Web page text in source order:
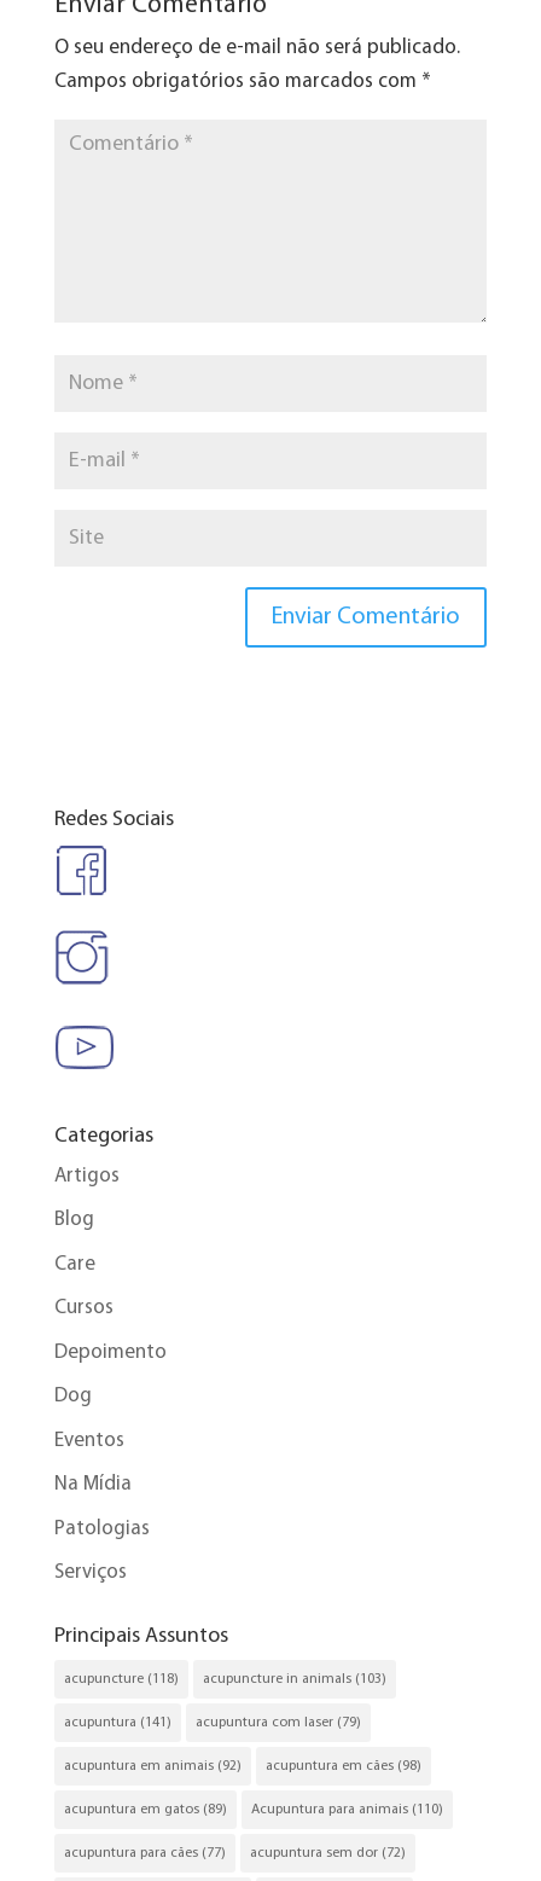
O seu endereço de e-mail não será publicado.
Campos obrigatórios são marcados com *
Redes Sociais
Categorias
Artigos
Blog
Care
Cursos
Depoimento
Dog
Eventos
Na Mídia
Patologias
Serviços
Principais Assuntos
acupuncture(118) acupuncture in animals(103)
acupuntura (141) acupuntura com laser(79)
acupuntura em animais(92) acupuntura em cães(98)
acupuntura em gatos(89) Acupuntura para animais(110)
acupuntura para cães(77) acupuntura sem dor(72)